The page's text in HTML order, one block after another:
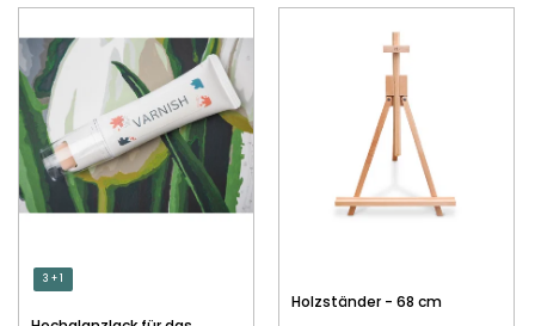
3 + 1
Holzständer - 68 cm